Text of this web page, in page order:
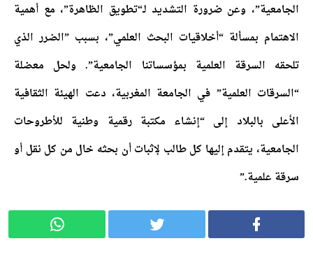
الجامعية”، وعن ضرورة التشديد لـ“تطويق الظاهرة”، مع أهمية
الاهتمام بمسألة “أخلاقيات البحث العلمي”، بسبب ”الضرر الذي
تلحقه السرقة العلمية بمؤسساتنا الجامعية”. ولحل معضلة
“السرقات العلمية” في الجامعة المغربية، دعت الهيئة الثقافية
الأعلى بالبلاد إلى “إنشاء مكتبة رقمية وطنية للأطروحات
الجامعية، يتقدم إليها كل طالب لإثبات أن بحثه خال من كل نقل أو
سرقة علمية.”